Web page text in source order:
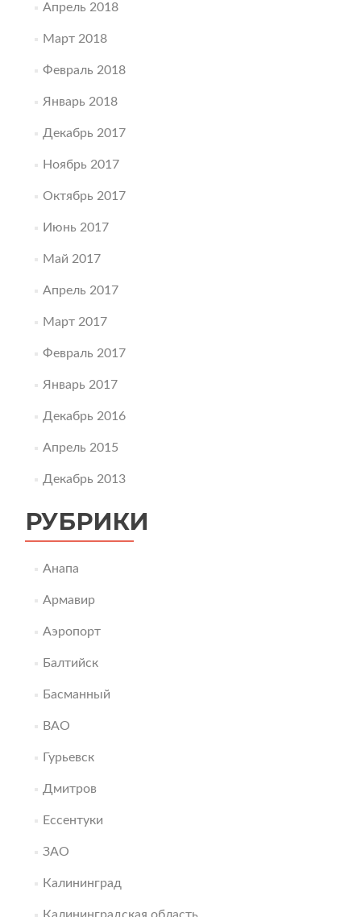
Апрель 2018
Март 2018
Февраль 2018
Январь 2018
Декабрь 2017
Ноябрь 2017
Октябрь 2017
Июнь 2017
Май 2017
Апрель 2017
Март 2017
Февраль 2017
Январь 2017
Декабрь 2016
Апрель 2015
Декабрь 2013
РУБРИКИ
Анапа
Армавир
Аэропорт
Балтийск
Басманный
ВАО
Гурьевск
Дмитров
Ессентуки
ЗАО
Калининград